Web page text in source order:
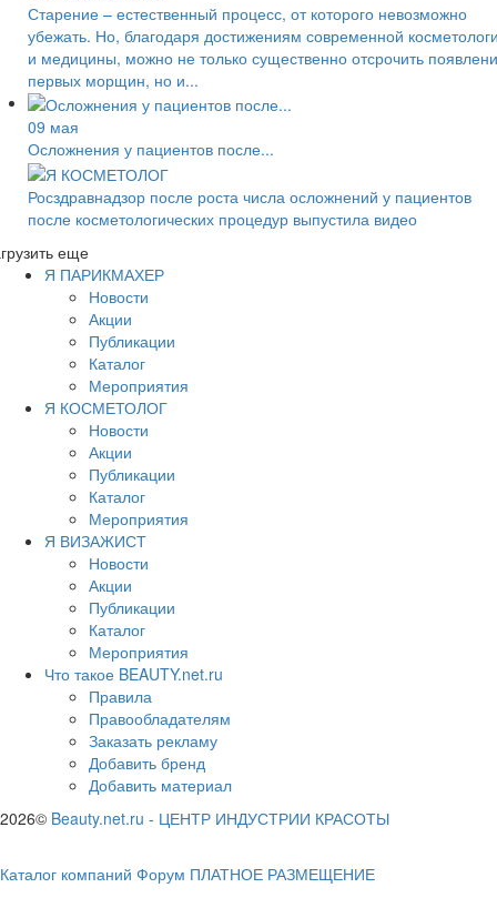
Старение – естественный процесс, от которого невозможно
убежать. Но, благодаря достижениям современной
и медицины, можно не только существенно отсрочить
первых морщин, но и...
09 мая
Осложнения у пациентов после...
Росздравнадзор после роста числа осложнений у пациентов
после косметологических процедур выпустила видео
еще
Я ПАРИКМАХЕР
Новости
Акции
Публикации
Каталог
Мероприятия
Я КОСМЕТОЛОГ
Новости
Акции
Публикации
Каталог
Мероприятия
Я ВИЗАЖИСТ
Новости
Акции
Публикации
Каталог
Мероприятия
Что такое BEAUTY.net.ru
Правила
Правообладателям
Заказать рекламу
Добавить бренд
Добавить материал
2026© Beauty.net.ru - ЦЕНТР ИНДУСТРИИ КРАСОТЫ
Каталог компаний Форум ПЛАТНОЕ РАЗМЕЩЕНИЕ